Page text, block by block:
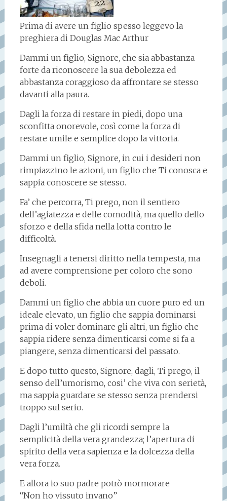
Prima di avere un figlio spesso leggevo la
preghiera di Douglas Mac Arthur
Dammi un figlio, Signore, che sia abbastanza
forte da riconoscere la sua debolezza ed
abbastanza coraggioso da affrontare se stesso
davanti alla paura.
Dagli la forza di restare in piedi, dopo una
sconfitta onorevole, così come la forza di
restare umile e semplice dopo la vittoria.
Dammi un figlio, Signore, in cui i desideri non
rimpiazzino le azioni, un figlio che Ti conosca e
sappia conoscere se stesso.
Fa’ che percorra, Ti prego, non il sentiero
dell’agiatezza e delle comodità, ma quello dello
sforzo e della sfida nella lotta contro le
difficoltà.
Insegnagli a tenersi diritto nella tempesta, ma
ad avere comprensione per coloro che sono
deboli.
Dammi un figlio che abbia un cuore puro ed un
ideale elevato, un figlio che sappia dominarsi
prima di voler dominare gli altri, un figlio che
sappia ridere senza dimenticarsi come si fa a
piangere, senza dimenticarsi del passato.
E dopo tutto questo, Signore, dagli, Ti prego, il
senso dell’umorismo, cosi’ che viva con serietà,
ma sappia guardare se stesso senza prendersi
troppo sul serio.
Dagli l’umiltà che gli ricordi sempre la
semplicità della vera grandezza; l’apertura di
spirito della vera sapienza e la dolcezza della
vera forza.
E allora io suo padre potrò mormorare
“Non ho vissuto invano”